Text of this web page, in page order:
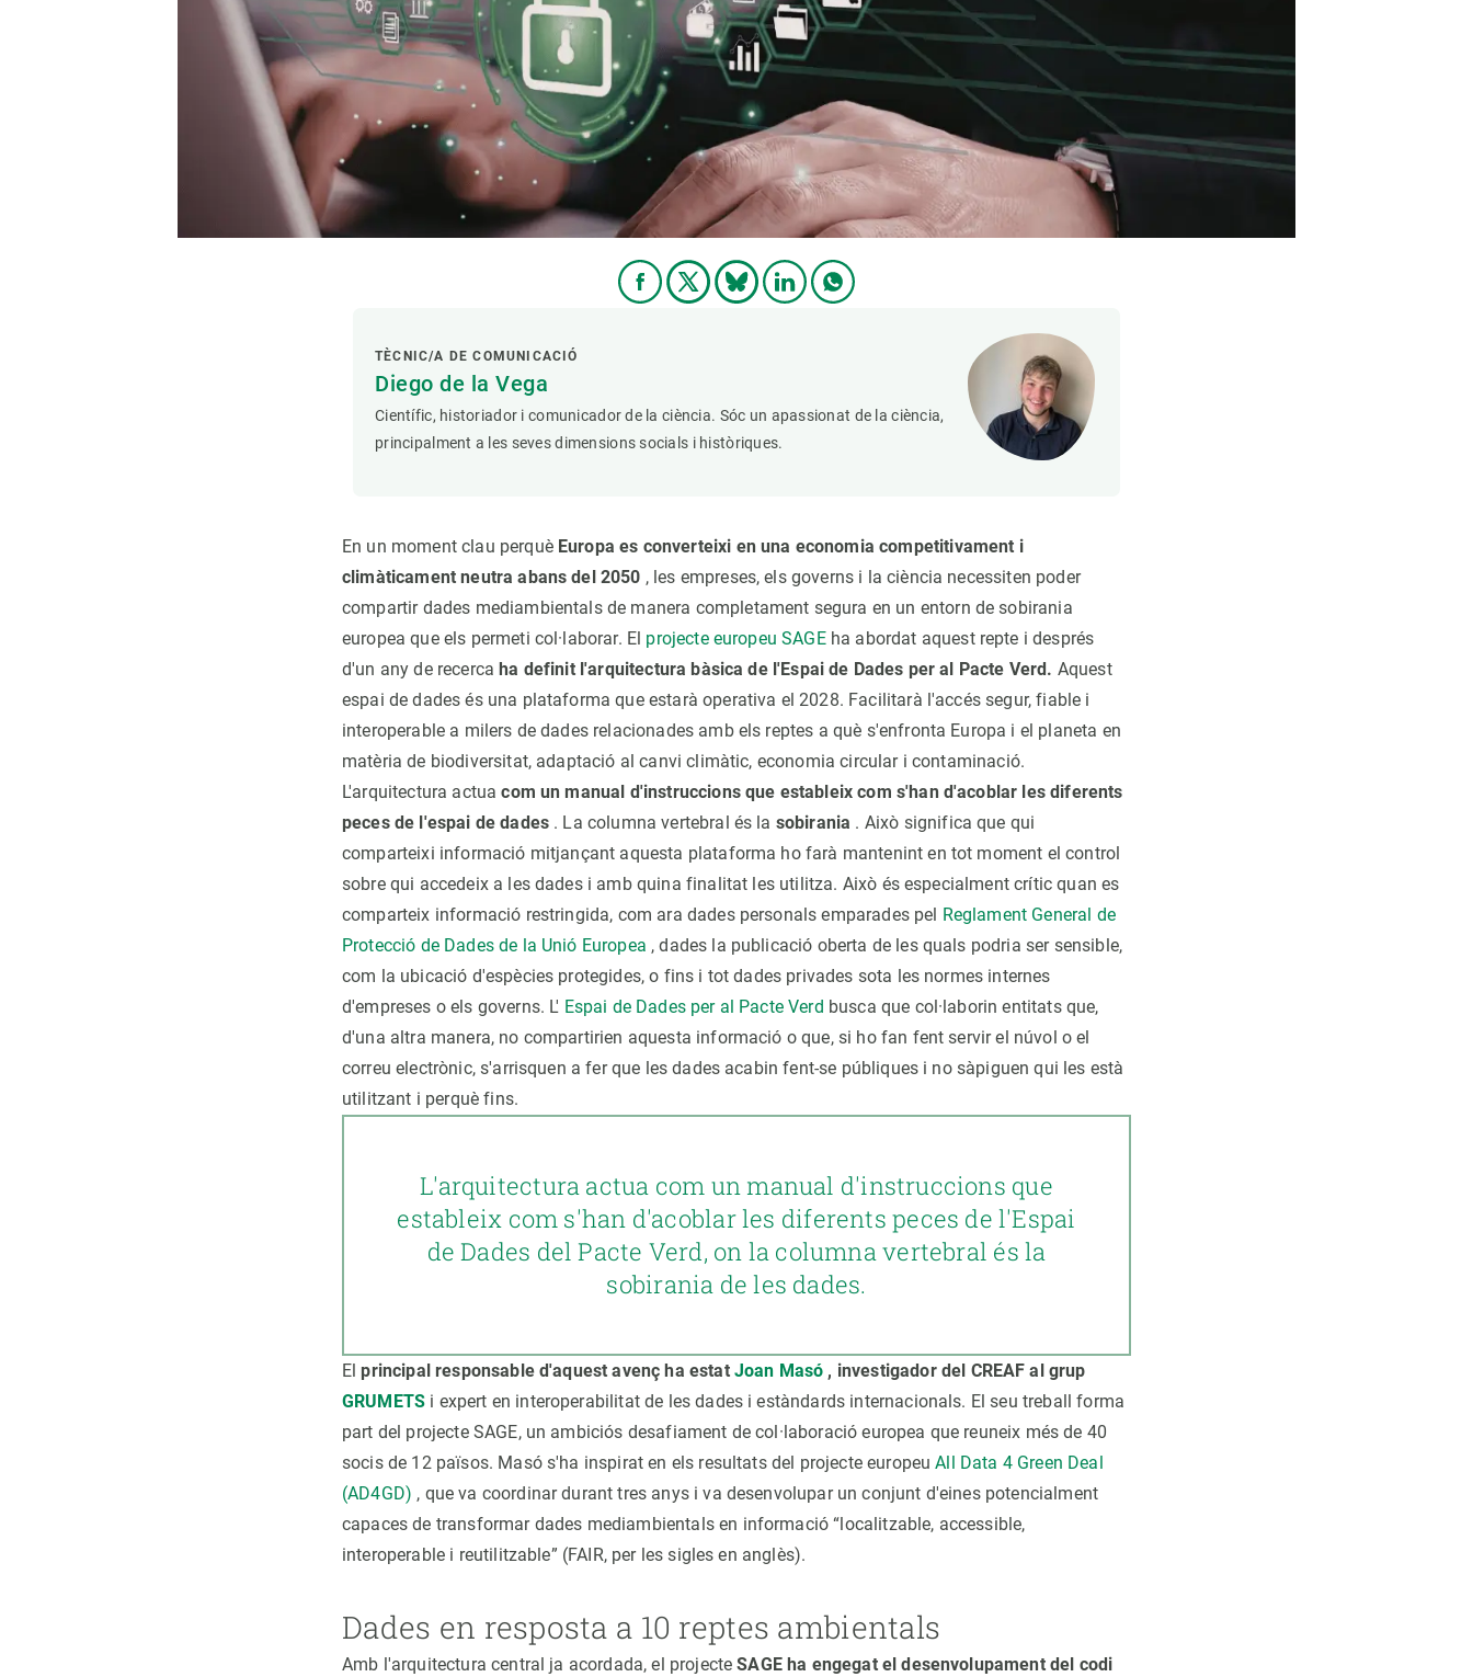
TÈCNIC/A DE COMUNICACIÓ
Diego de la Vega
Científic, historiador i comunicador de la ciència. Sóc un apassionat de la ciència,
principalment a les seves dimensions socials i històriques.
En un moment clau perquè Europa es converteixi en una economia competitivament i
climàticament neutra abans del 2050 , les empreses, els governs i la ciència necessiten poder
compartir dades mediambientals de manera completament segura en un entorn de sobirania
europea que els permeti col·laborar. El projecte europeu SAGEha abordat aquest repte i després
d'un any de recercaha definit l'arquitectura bàsica de l'Espai de Dades per al Pacte Verd. Aquest
espai de dades és una plataforma que estarà operativa el 2028. Facilitarà l'accés segur, fiable i
interoperable a milers de dades relacionades amb els reptes a què s'enfronta Europa i el planeta en
matèria de biodiversitat, adaptació al canvi climàtic, economia circular i contaminació.
L'arquitectura actuacom un manual d'instruccions que estableix com s'han d'acoblar les diferents
peces de l'espai de dades . La columna vertebral és la sobirania . Això significa que qui
comparteixi informació mitjançant aquesta plataforma ho farà mantenint en tot moment el control
sobre qui accedeix a les dades i amb quina finalitat les utilitza. Això és especialment crític quan es
comparteix informació restringida, com ara dades personals emparades pel Reglament General de
Protecció de Dades de la Unió Europea , dades la publicació oberta de les quals podria ser sensible,
com la ubicació d'espècies protegides, o fins i tot dades privades sota les normes internes
d'empreses o els governs. L' Espai de Dades per al Pacte Verd busca que col·laborin entitats que,
d'una altra manera, no compartirien aquesta informació o que, si ho fan fent servir el núvol o el
correu electrònic, s'arrisquen a fer que les dades acabin fent-se públiques i no sàpiguen qui les està
utilitzant i perquè fins.
L'arquitectura actua com un manual d'instruccions que
estableix com s'han d'acoblar les diferents peces de l'Espai
de Dades del Pacte Verd, on la columna vertebral és la
sobirania de les dades.
Elprincipal responsable d'aquest avenç ha estat Joan Masó , investigador del CREAF al grup
GRUMETS i expert en interoperabilitat de les dades i estàndards internacionals. El seu treball forma
part del projecte SAGE, un ambiciós desafiament de col·laboració europea que reuneix més de 40
socis de 12 països. Masó s'ha inspirat en els resultats del projecte europeuAll Data 4 Green Deal
(AD4GD) , que va coordinar durant tres anys i va desenvolupar un conjunt d'eines potencialment
capaces de transformar dades mediambientals en informació “localitzable, accessible,
interoperable i reutilitzable” (FAIR, per les sigles en anglès).
Dades en resposta a 10 reptes ambientals
Amb l'arquitectura central ja acordada, el projecteSAGE ha engegat el desenvolupament del codi